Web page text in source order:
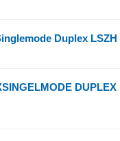
Duplex LSZH
DUPLEX